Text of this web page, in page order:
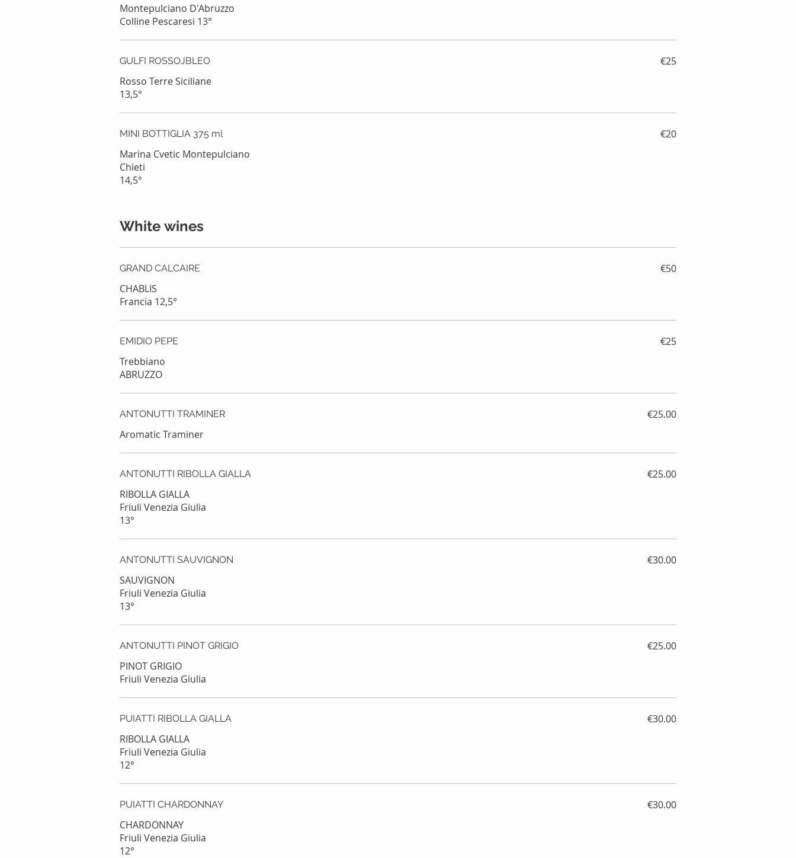
Montepulciano D'Abruzzo
Colline Pescaresi 13°
GULFI ROSSOJBLEO
Rosso Terre Siciliane
13,5°
€25
MINI BOTTIGLIA 375 ml
Marina Cvetic Montepulciano
Chieti
14,5°
€20
White wines
GRAND CALCAIRE
CHABLIS
Francia 12,5°
€50
EMIDIO PEPE
Trebbiano
ABRUZZO
€25
ANTONUTTI TRAMINER
Aromatic Traminer
€25.00
ANTONUTTI RIBOLLA GIALLA
RIBOLLA GIALLA
Friuli Venezia Giulia
13°
€25.00
ANTONUTTI SAUVIGNON
SAUVIGNON
Friuli Venezia Giulia
13°
€30.00
ANTONUTTI PINOT GRIGIO
PINOT GRIGIO
€25.00
PUIATTI RIBOLLA GIALLA
RIBOLLA GIALLA
Friuli Venezia Giulia
12°
€30.00
PUIATTI CHARDONNAY
CHARDONNAY
Friuli Venezia Giulia
12°
€30.00